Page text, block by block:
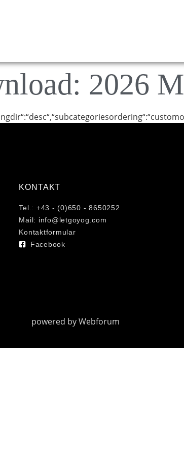
2026
KONTAKT
Tel.: +43 - (0)650 - 8650252
Mail: info@letgoyog.com
Kontaktformular
Facebook
powered byWebforum